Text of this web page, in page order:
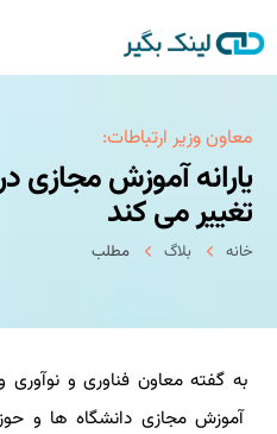
خانه
بکلینک
رپورتاژآگهی
خدمات ما
درباره ما
معاون وزیر ارتباطات:
یارانه آموزش مجازی
تغییر می كند
خانه بلاگ مطلب
به گفته معاون فناوری و نوآوری
آموزش مجازی دانشگاه ها و